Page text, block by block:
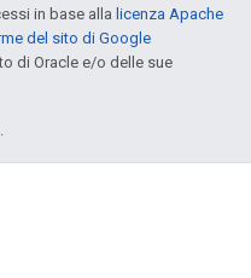
in base alla licenza Apache
del sito di Google
di Oracle e/o delle sue